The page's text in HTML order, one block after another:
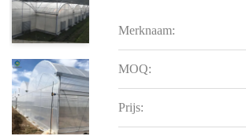
Merknaam:
MOQ:
Prijs: